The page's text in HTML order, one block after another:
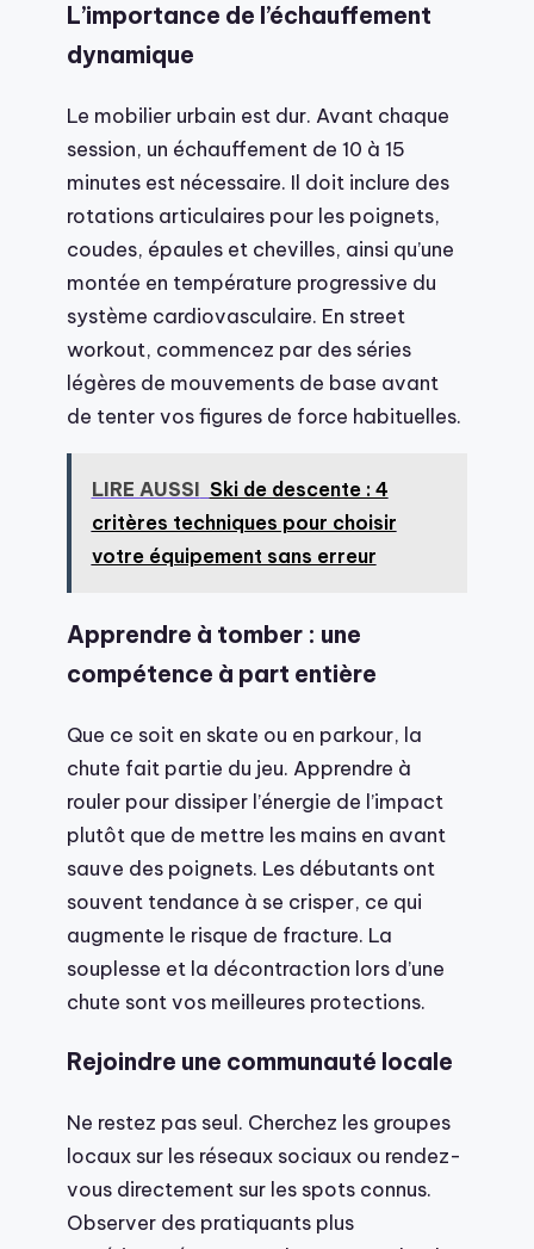
L’importance de l’échauffement
dynamique
Le mobilier urbain est dur. Avant chaque
session, un échauffement de 10 à 15
minutes est nécessaire. Il doit inclure des
rotations articulaires pour les poignets,
coudes, épaules et chevilles, ainsi qu’une
montée en température progressive du
système cardiovasculaire. En street
workout, commencez par des séries
légères de mouvements de base avant
de tenter vos figures de force habituelles.
LIRE AUSSI Ski de descente : 4
critères techniques pour choisir
votre équipement sans erreur
Apprendre à tomber : une
compétence à part entière
Que ce soit en skate ou en parkour, la
chute fait partie du jeu. Apprendre à
rouler pour dissiper l’énergie de l’impact
plutôt que de mettre les mains en avant
sauve des poignets. Les débutants ont
souvent tendance à se crisper, ce qui
augmente le risque de fracture. La
souplesse et la décontraction lors d’une
chute sont vos meilleures protections.
Rejoindre une communauté locale
Ne restez pas seul. Cherchez les groupes
locaux sur les réseaux sociaux ou rendez-
vous directement sur les spots connus.
Observer des pratiquants plus